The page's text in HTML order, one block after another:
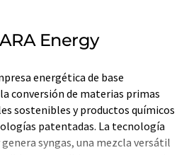
Energy
energética de base
conversión de materias primas
sostenibles y productos químicos
patentadas. La tecnología
genera syngas, una mezcla versátil